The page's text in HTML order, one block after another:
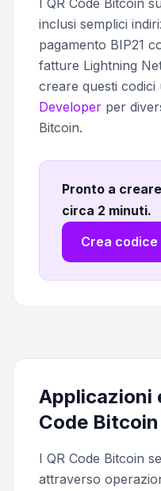
I QR Code Bitcoin
inclusi semplici
pagamento BIP21
fatture Lightning
creare questi codici
Developer per
Bitcoin.
Pronto a
circa 2 minuti.
Crea codice
Applicazioni
Code Bitcoin
I QR Code Bitcoin
attraverso